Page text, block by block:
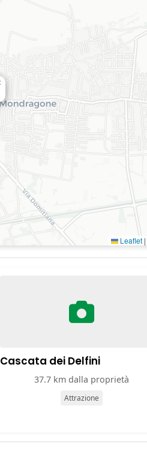
Leaflet |
Cascata dei Delfini
37.7 km dalla proprietà
Attrazione